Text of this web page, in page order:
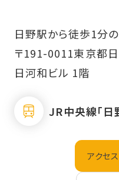
日野駅から徒歩1分
〒191-0011東京都
日河和ビル 1階
JR中央線「日
アクセ